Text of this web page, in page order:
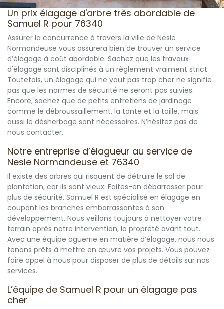
Un prix élagage d'arbre très abordable de
Samuel R pour 76340
Assurer la concurrence à travers la ville de Nesle
Normandeuse vous assurera bien de trouver un service
d’élagage à coût abordable. Sachez que les travaux
d'élagage sont disciplinés à un règlement vraiment strict.
Toutefois, un élagage qui ne vaut pas trop cher ne signifie
pas que les normes de sécurité ne seront pas suivies.
Encore, sachez que de petits entretiens de jardinage
comme le débroussaillement, la tonte et la taille, mais
aussi le désherbage sont nécessaires. N’hésitez pas de
nous contacter.
Notre entreprise d’élagueur au service de
Nesle Normandeuse et 76340
Il existe des arbres qui risquent de détruire le sol de
plantation, car ils sont vieux. Faites-en débarrasser pour
plus de sécurité. Samuel R est spécialisé en élagage en
coupant les branches embarrassantes à son
développement. Nous veillons toujours à nettoyer votre
terrain après notre intervention, la propreté avant tout.
Avec une équipe aguerrie en matière d’élagage, nous nous
tenons prêts à mettre en œuvre vos projets. Vous pouvez
faire appel à nous pour disposer de plus de détails sur nos
services.
L’équipe de Samuel R pour un élagage pas
cher